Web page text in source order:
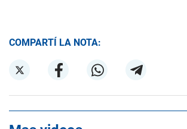
COMPARTÍ LA NOTA: